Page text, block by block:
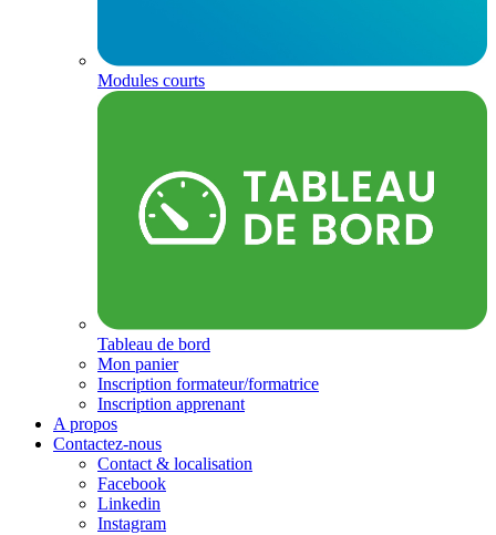
Modules courts
Tableau de bord
Mon panier
Inscription formateur/formatrice
Inscription apprenant
A propos
Contactez-nous
Contact & localisation
Facebook
Linkedin
Instagram